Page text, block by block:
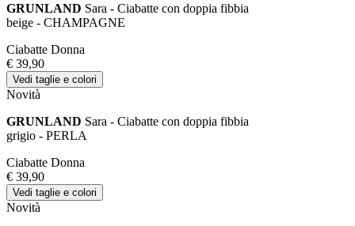
GRUNLAND Sara - Ciabatte con doppia fibbia
beige - CHAMPAGNE
Ciabatte Donna
€ 39,90
Vedi taglie e colori
Novità
GRUNLAND Sara - Ciabatte con doppia fibbia
grigio - PERLA
Ciabatte Donna
€ 39,90
Vedi taglie e colori
Novità